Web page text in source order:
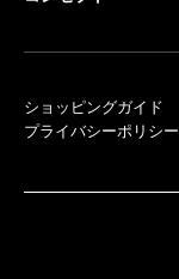
ショッピングガイド
プライバシーポリシー